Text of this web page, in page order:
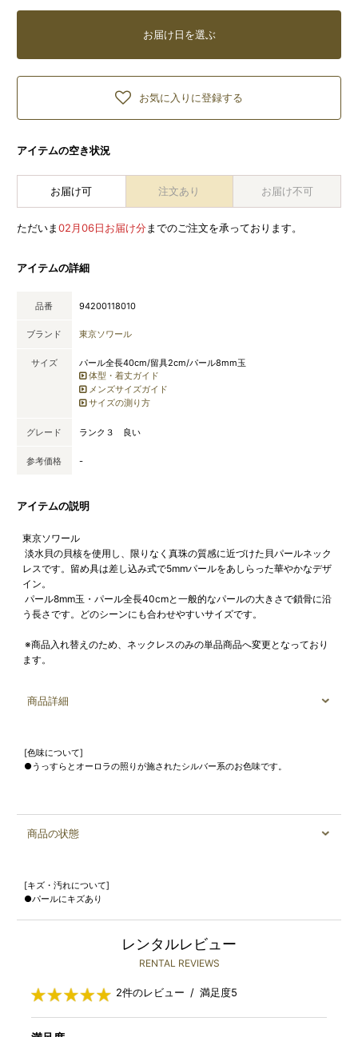
お届け日を選ぶ
お気に入りに登録する
アイテムの空き状況
お届け可 注文あり お届け不可
ただいま02月06日お届け分までのご注文を承っております。
アイテムの詳細
品番 94200118010
ブランド 東京ソワール
サイズ
パール全長40cm/留具2cm/パール8mm玉
体型・着丈ガイド
メンズサイズガイド
サイズの測り方
グレード ランク３ 良い
参考価格 -
アイテムの説明
東京ソワール
淡水貝の貝核を使用し、限りなく真珠の質感に近づけた貝パールネック
レスです。留め具は差し込み式で5mmパールをあしらった華やかなデザ
イン。
パール8mm玉・パール全長40cmと一般的なパールの大きさで鎖骨に沿
う長さです。どのシーンにも合わせやすいサイズです。
※商品入れ替えのため、ネックレスのみの単品商品へ変更となっており
ます。
商品詳細
[色味について]
●うっすらとオーロラの照りが施されたシルバー系のお色味です。
商品の状態
[キズ・汚れについて]
●パールにキズあり
レンタルレビュー
RENTAL REVIEWS
2件のレビュー / 満足度5